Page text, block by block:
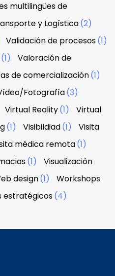
multilingües de
y Logística(2)
Validación de procesos(1)
(1)
Valoración de
de comercialización(1)
Fotografía(3)
Virtual Reality(1)
Virtual
(1) Visibildiad(1)
Visita
médica remota(1)
(1)
Visualización
design(1)
Workshops
estratégicos(4)